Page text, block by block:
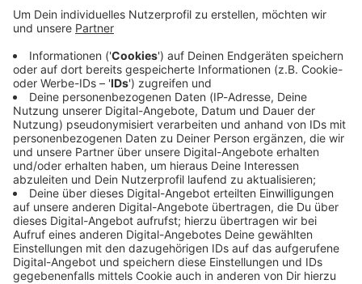
Immer auf dem Laufenden
bleiben!
Verpass' nichts mehr - mit unserem kostenlosen